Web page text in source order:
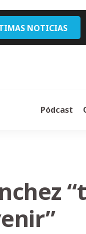
NOTICIAS
Pódcast